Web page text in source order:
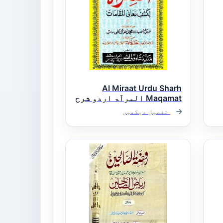
Al Miraat Urdu Sharh
Maqamat المرآۃ اردو شرح
مقاماتتفصیل دیکھیں